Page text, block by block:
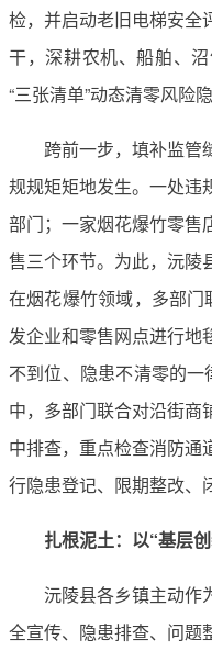
检，并启动老旧电梯安全
干，深耕农机、船舶、
“三张清单”动态清零风险隐
跨前一步，填补监管
规规矩矩地发生。一处违
部门；一家烟花爆竹零售
售三个环节。为此，沅陵
在烟花爆竹领域，多部门
发企业和零售网点进行地
不到位、隐患不清零的一
中，多部门联合对沿街商
中排查，重点检查消防通
行隐患登记、限期整改、
扎根泥土：以“基层
沅陵县各乡镇主动作
全宣传、隐患排查、问题